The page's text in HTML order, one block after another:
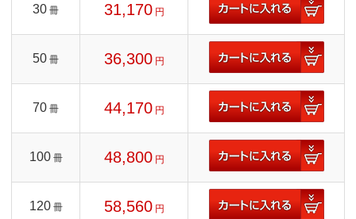
30 冊 31,170 円
50 冊 36,300 円
70 冊 44,170 円
100 冊 48,800 円
120 冊 58,560 円